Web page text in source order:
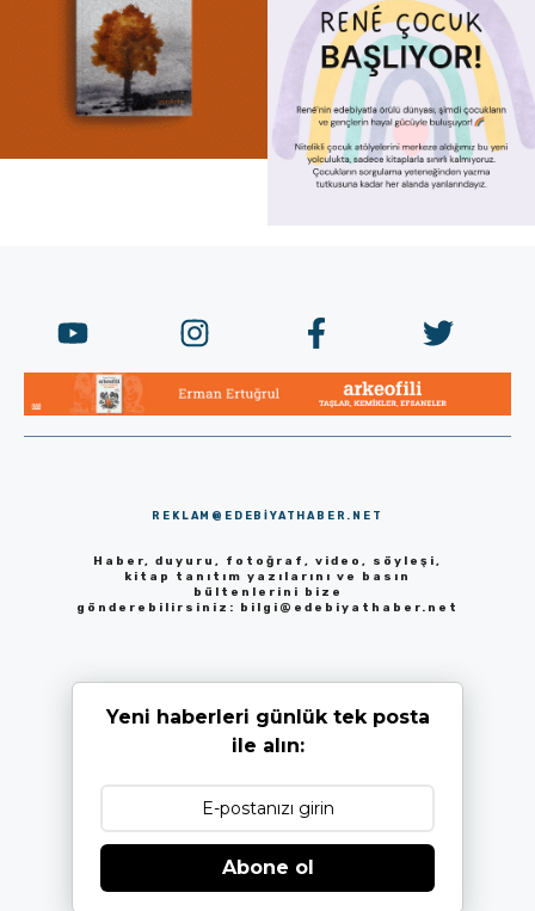
REKLAM@EDEBIYATHABER.NET
Haber, duyuru, fotoğraf, video, söyleşi,
kitap tanıtım yazılarını ve basın
bültenlerini bize
gönderebilirsiniz:
bilgi@edebiyathaber.net
Yeni haberleri günlük tek posta
ile alın:
Abone ol